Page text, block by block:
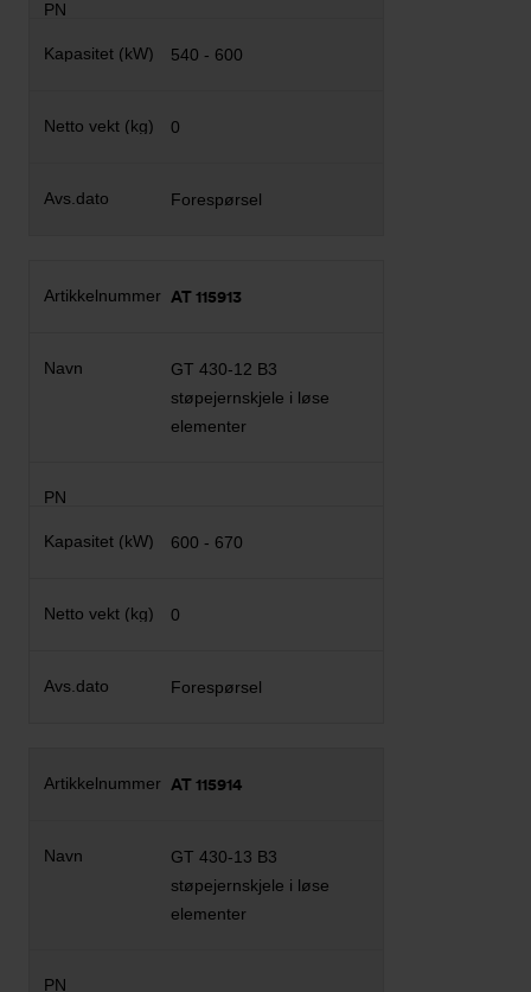
540 - 600
0
Forespørsel
AT 115913
GT 430-12 B3
støpejernskjele i løse
elementer
600 - 670
0
Forespørsel
AT 115914
GT 430-13 B3
støpejernskjele i løse
elementer